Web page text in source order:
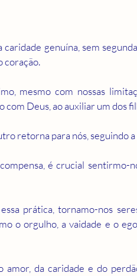
genuína, sem
coração.
mesmo com nossas
com Deus, ao auxiliar um dos
retorna para nós, seguindo
é crucial sentirmo-
prática, tornamo-nos
o orgulho, a vaidade e o
da caridade e do